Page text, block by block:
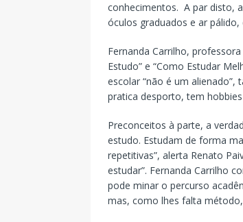
conhecimentos. A par disto,
óculos graduados e ar
Fernanda Carrilho,
Estudo” e “Como Estudar
escolar “não é um alienado”,
pratica desporto, tem
Preconceitos à parte, a
estudo. Estudam de forma
repetitivas”, alerta Renato
estudar”. Fernanda Carrilho
pode minar o percurso
mas, como lhes falta